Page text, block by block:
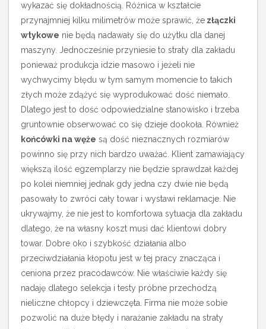
wykazać się dokładnością. Różnica w kształcie
przynajmniej kilku milimetrów może sprawić, że złączki
wtykowe nie będą nadawały się do użytku dla danej
maszyny. Jednocześnie przyniesie to straty dla zakładu
ponieważ produkcja idzie masowo i jeżeli nie
wychwycimy błędu w tym samym momencie to takich
złych może zdążyć się wyprodukować dość niemało.
Dlatego jest to dość odpowiedzialne stanowisko i trzeba
gruntownie obserwować co się dzieje dookoła. Również
końcówki na węże są dość nieznacznych rozmiarów
powinno się przy nich bardzo uważać. Klient zamawiający
większą ilość egzemplarzy nie będzie sprawdzał każdej
po kolei niemniej jednak gdy jedna czy dwie nie będą
pasowały to zwróci cały towar i wystawi reklamacje. Nie
ukrywajmy, że nie jest to komfortowa sytuacja dla zakładu
dlatego, że na własny koszt musi dać klientowi dobry
towar. Dobre oko i szybkość działania albo
przeciwdziałania kłopotu jest w tej pracy znacząca i
ceniona przez pracodawców. Nie właściwie każdy się
nadaję dlatego selekcja i testy próbne przechodzą
nieliczne chłopcy i dziewczęta. Firma nie może sobie
pozwolić na duże błędy i narażanie zakładu na straty